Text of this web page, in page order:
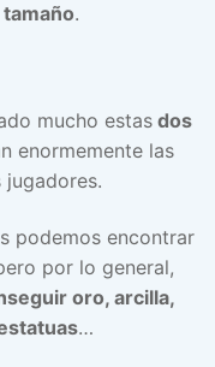
tamaño.
mucho estas dos
enormemente las
jugadores.
podemos encontrar
por lo general,
oro, arcilla,
…